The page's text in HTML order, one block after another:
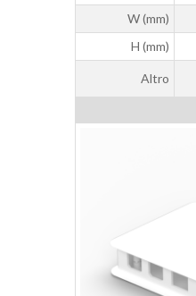
W (mm)
H (mm)
Altro